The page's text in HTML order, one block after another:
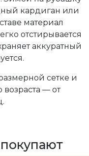
кардиган или
материал
отстирывается
аккуратный
сетке и
— от